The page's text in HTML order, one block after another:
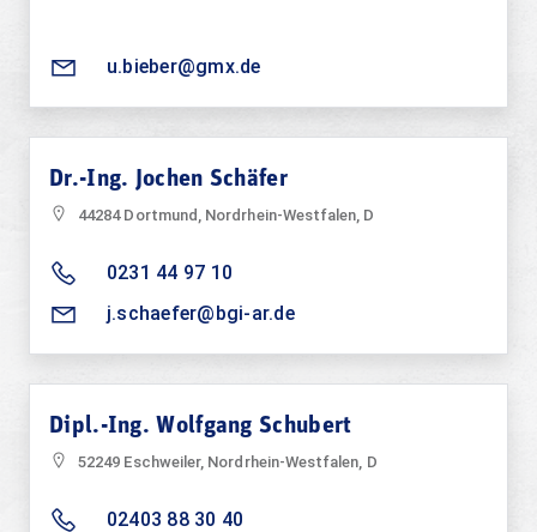
u.bieber@gmx.de
Dr.-Ing. Jochen Schäfer
44284 Dortmund, Nordrhein-Westfalen, D
0231 44 97 10
j.schaefer@bgi-ar.de
Dipl.-Ing. Wolfgang Schubert
52249 Eschweiler, Nordrhein-Westfalen, D
02403 88 30 40